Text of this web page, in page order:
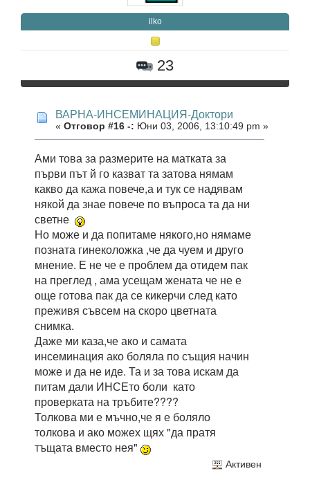
ilko
23
ВАРНА-ИНСЕМИНАЦИЯ-Доктори
« Отговор #16 -: Юни 03, 2006, 13:10:49 pm »
Ами това за размерите на матката за
първи път й го казват та затова нямам
какво да кажа повече,а и тук се надявам
някой да знае повече по въпроса та да ни
светне
Но може и да попитаме някого,но нямаме
позната гинеколожка ,че да чуем и друго
мнение. Е не че е проблем да отидем пак
на преглед , ама усещам жената че не е
още готова пак да се кикерчи след като
преживя съвсем на скоро цветната
снимка.
Даже ми каза,че ако и самата
инсеминация ако боляла по същия начин
може и да не иде. Та и за това искам да
питам дали ИНСЕто боли като
проверката на тръбите????
Толкова ми е мъчно,че я е боляло
толкова и ако можех щях "да пратя
тъщата вместо нея"
Активен